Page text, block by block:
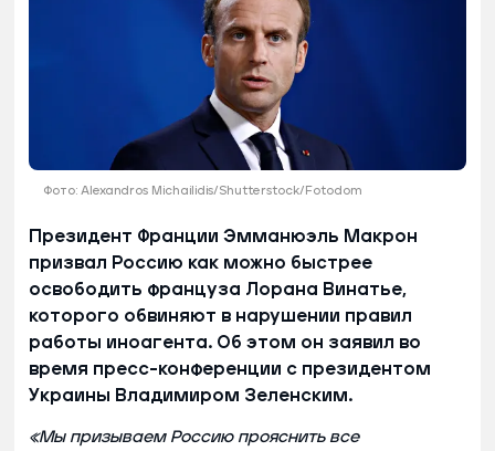
Фото: Alexandros Michailidis/Shutterstock/Fotodom
Президент Франции Эмманюэль Макрон
призвал Россию как можно быстрее
освободить француза Лорана Винатье,
которого обвиняют в нарушении правил
работы иноагента. Об этом он заявил во
время пресс-конференции с президентом
Украины Владимиром Зеленским.
«Мы призываем Россию прояснить все